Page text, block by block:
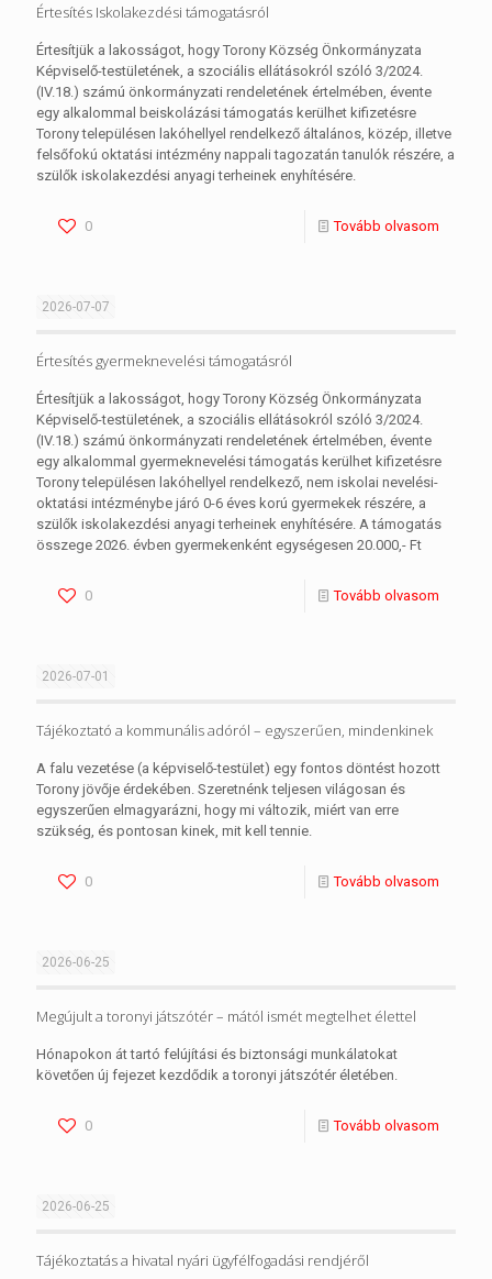
Értesítés Iskolakezdési támogatásról
Értesítjük a lakosságot, hogy Torony Község Önkormányzata
Képviselő-testületének, a szociális ellátásokról szóló 3/2024.
(IV.18.) számú önkormányzati rendeletének értelmében, évente
egy alkalommal beiskolázási támogatás kerülhet kifizetésre
Torony településen lakóhellyel rendelkező általános, közép, illetve
felsőfokú oktatási intézmény nappali tagozatán tanulók részére, a
szülők iskolakezdési anyagi terheinek enyhítésére.
0 Tovább olvasom
2026-07-07
Értesítés gyermeknevelési támogatásról
Értesítjük a lakosságot, hogy Torony Község Önkormányzata
Képviselő-testületének, a szociális ellátásokról szóló 3/2024.
(IV.18.) számú önkormányzati rendeletének értelmében, évente
egy alkalommal gyermeknevelési támogatás kerülhet kifizetésre
Torony településen lakóhellyel rendelkező, nem iskolai nevelési-
oktatási intézménybe járó 0-6 éves korú gyermekek részére, a
szülők iskolakezdési anyagi terheinek enyhítésére. A támogatás
összege 2026. évben gyermekenként egységesen 20.000,- Ft
0 Tovább olvasom
2026-07-01
Tájékoztató a kommunális adóról – egyszerűen, mindenkinek
A falu vezetése (a képviselő-testület) egy fontos döntést hozott
Torony jövője érdekében. Szeretnénk teljesen világosan és
egyszerűen elmagyarázni, hogy mi változik, miért van erre
szükség, és pontosan kinek, mit kell tennie.
0 Tovább olvasom
2026-06-25
Megújult a toronyi játszótér – mától ismét megtelhet élettel
Hónapokon át tartó felújítási és biztonsági munkálatokat
követően új fejezet kezdődik a toronyi játszótér életében.
0 Tovább olvasom
2026-06-25
Tájékoztatás a hivatal nyári ügyfélfogadási rendjéről